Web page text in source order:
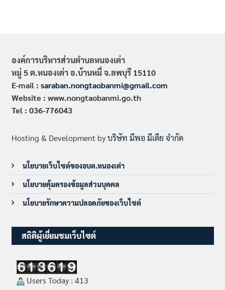
องค์การบริหารส่วนตำบลหนองเต่า
หมู่ 5 ต.หนองเต่า อ.บ้านหมี่ จ.ลพบุรี 15110
E-mail : saraban.nongtaobanmi@gmail.com
Website : www.nongtaobanmi.go.th
Tel : 036-776043
Hosting & Development byบริษัท มีพอ มีเดีย จำกัด
นโยบายเว็บไซต์ของอบต.หนองเต่า
นโยบายคุ้มครองข้อมูลส่วนบุคคล
นโยบายรักษาความปลอดภัยของเว็บไซต์
สถิติผู้เยี่ยมชมเว็บไซต์
Users Today : 413